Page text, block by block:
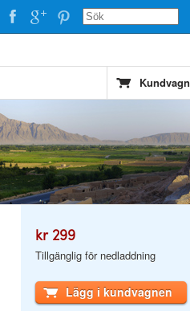
Kundvagn
kr 299
Tillgänglig för nedladdning
Lägg i kundvagnen